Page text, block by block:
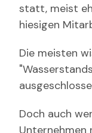
statt, meist
hiesigen
Die meisten
Doch auch
Unternehmen